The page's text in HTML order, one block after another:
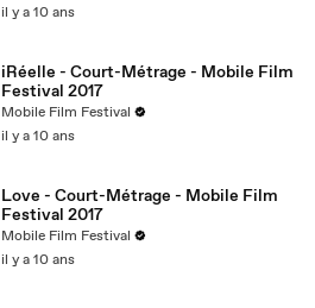
il y a 10 ans
iRéelle - Court-Métrage - Mobile Film
Festival 2017
Mobile Film Festival
il y a 10 ans
Love - Court-Métrage - Mobile Film
Festival 2017
Mobile Film Festival
il y a 10 ans